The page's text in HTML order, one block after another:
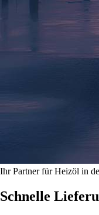
Ihr Partner für Heizöl in
Schnelle